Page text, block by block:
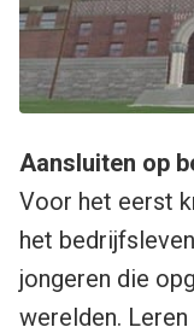
Aansluiten op
Voor het eerst
het
jongeren die
werelden.